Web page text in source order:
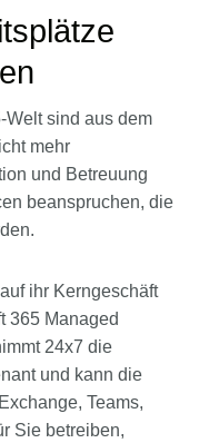
Welt sind aus dem
mehr
und Betreuung
beanspruchen, die
ihr Kerngeschäft
365 Managed
24x7 die
und kann die
Teams,
Sie betreiben,